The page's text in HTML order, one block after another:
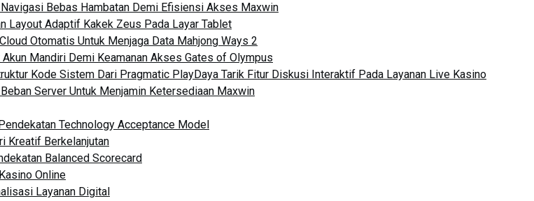
Bebas Hambatan Demi Efisiensi Akses Maxwin
Layout Adaptif Kakek Zeus Pada Layar Tablet
Otomatis Untuk Menjaga Data Mahjong Ways 2
Mandiri Demi Keamanan Akses Gates of Olympus
Kode Sistem Dari Pragmatic PlayDaya Tarik Fitur Diskusi Interaktif Pada Layanan Live Kasino
Server Untuk Menjamin Ketersediaan Maxwin
Technology Acceptance Model
Kreatif Berkelanjutan
Balanced Scorecard
Online
Layanan Digital